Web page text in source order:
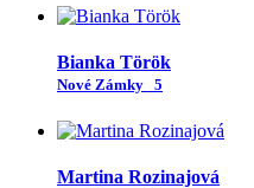
Bianka Török
Nové Zámky 5
Martina Rozinajová